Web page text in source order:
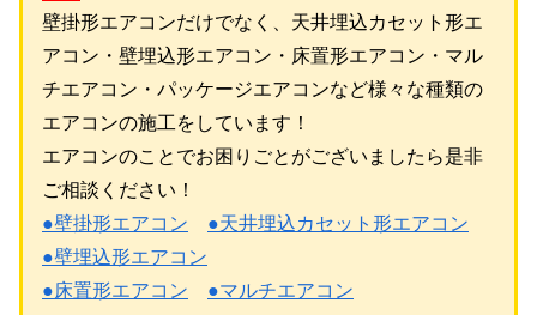
壁掛形エアコンだけでなく、天井埋込カセット形エ
アコン・壁埋込形エアコン・床置形エアコン・マル
チエアコン・パッケージエアコンなど様々な種類の
エアコンの施工をしています！
エアコンのことでお困りごとがございましたら是非
ご相談ください！
●壁掛形エアコン
●天井埋込カセット形エアコン
●壁埋込形エアコン
●床置形エアコン
●マルチエアコン